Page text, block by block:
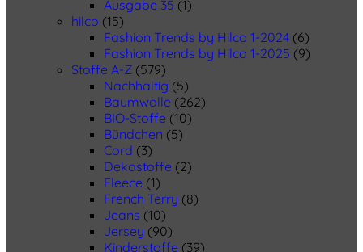
Ausgabe 35 (1)
hilco (15)
Fashion Trends by Hilco 1-2024 (6)
Fashion Trends by Hilco 1-2025 (9)
Stoffe A-Z (579)
Nachhaltig (5)
Baumwolle (262)
BIO-Stoffe (10)
Bündchen (5)
Cord (3)
Dekostoffe (2)
Fleece (1)
French Terry (8)
Jeans (10)
Jersey (90)
Kinderstoffe (39)